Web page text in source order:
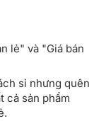
lẻ" và "Giá bán
sỉ nhưng quên
cả sản phẩm